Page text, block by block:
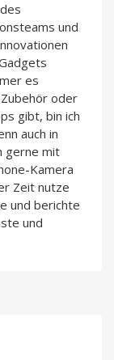
und
es
oder
gibt, bin ich
auch in
gerne mit
Kamera
Zeit nutze
und berichte
und